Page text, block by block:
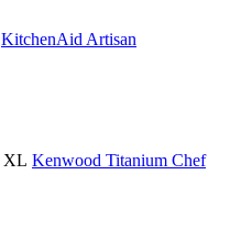
KitchenAid Artisan
Kenwood Titanium Chef